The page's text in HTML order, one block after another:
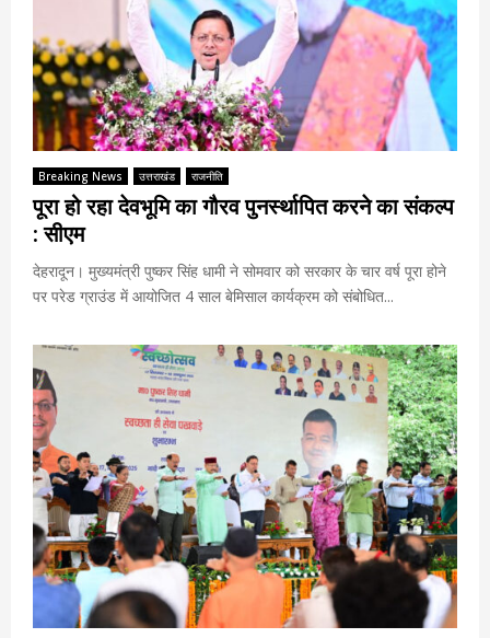
Breaking News उत्तराखंड राजनीति
पूरा हो रहा देवभूमि का गौरव पुनर्स्थापित करने का संकल्प
: सीएम
देहरादून। मुख्यमंत्री पुष्कर सिंह धामी ने सोमवार को सरकार के चार वर्ष पूरा होने
पर परेड ग्राउंड में आयोजित 4 साल बेमिसाल कार्यक्रम को संबोधित...